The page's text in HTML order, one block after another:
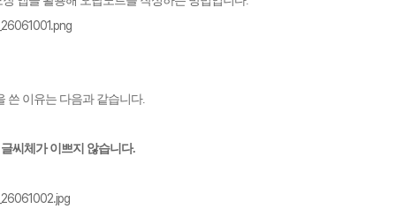
쓴 이유는 다음과 같습니다.
씨체가 이쁘지 않습니다.